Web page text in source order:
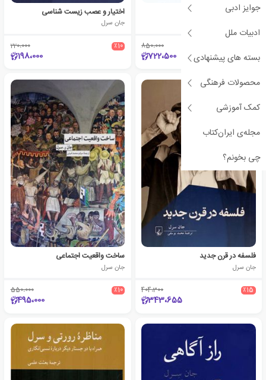
جوایز ادبی
ادبیات ملل
بسته های پیشنهادی
محصولات فرهنگی
کمک آموزشی
مجله‌ی ایران‌کتاب
چی بخونم؟
عقلانیت در کنش
850،000
722،500
اختیار و عصب زیست شناسی
جان سرل
٪10 220،000
198،000
فلسفه در قرن جدید
جان سرل
٪15 404،300
343،655
ساخت واقعیت اجتماعی
جان سرل
٪10 550،000
495،000